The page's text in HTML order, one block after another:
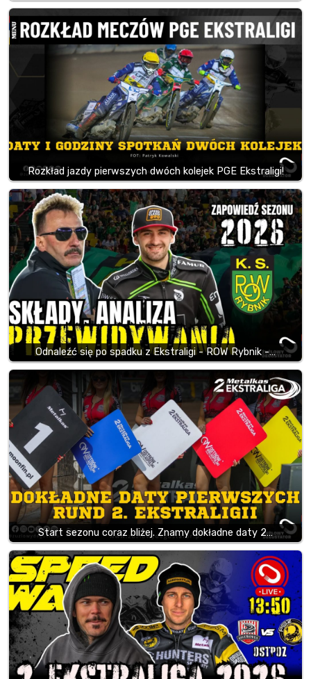
Rozkład jazdy pierwszych dwóch kolejek PGE Ekstraligi!
Odnaleźć się po spadku z Ekstraligi - ROW Rybnik -…
Start sezonu coraz bliżej. Znamy dokładne daty 2…